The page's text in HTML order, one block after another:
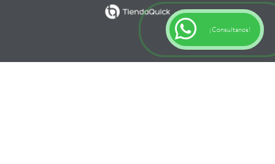
¡Consultanos!